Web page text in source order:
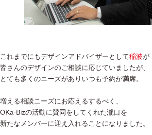
これまでにもデザインアドバイザーとして稲波が
皆さんのデザインのご相談に応じていましたが、
とても多くのニーズがありいつも予約が満席。
増える相談ニーズにお応えるするべく、
OKa-Bizの活動に賛同をしてくれた瀧口を
新たなメンバーに迎え入れることになりました。